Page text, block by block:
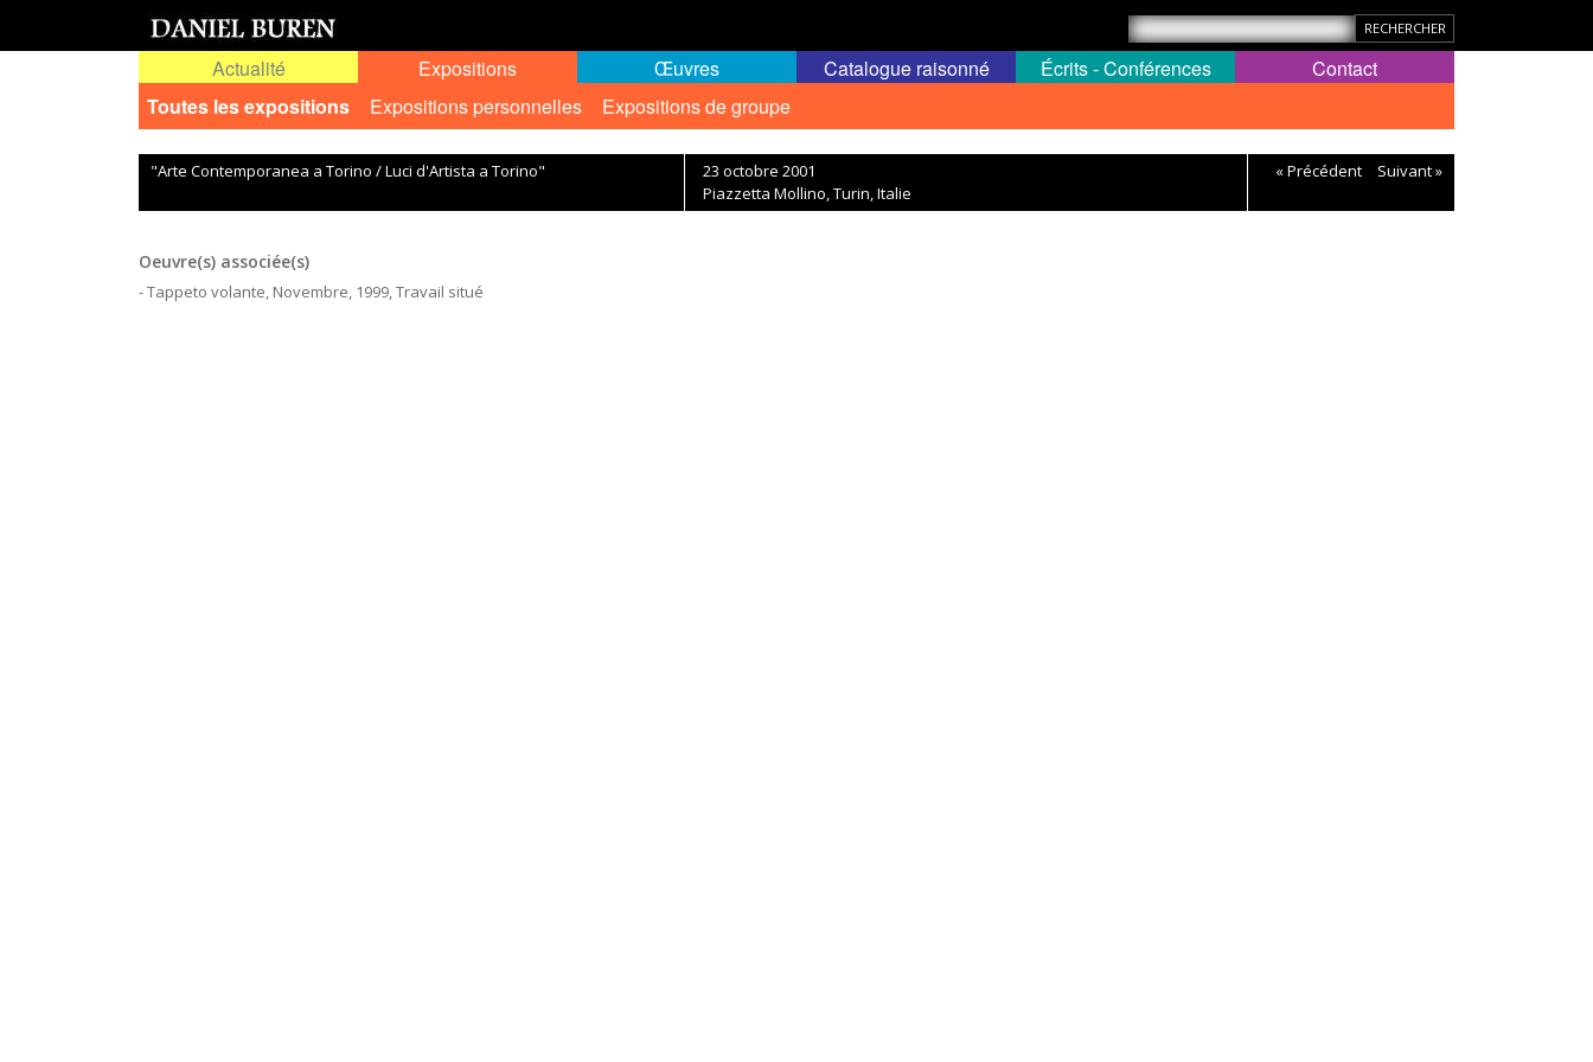
Actualité
Expositions
Toutes les expositions
Expositions personnelles Expositions de groupe
Œuvres Catalogue raisonné Écrits - Conférences Contact
"Arte Contemporanea a Torino / Luci d'Artista a Torino"
23 octobre 2001
Piazzetta Mollino, Turin, Italie
« Précédent Suivant »
Oeuvre(s) associée(s)
- Tappeto volante, Novembre, 1999, Travail situé